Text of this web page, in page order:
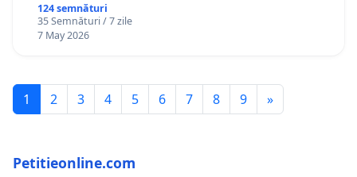
124 semnături
35 Semnături / 7 zile
7 May 2026
1 2 3 4 5 6 7 8 9 »
Petitieonline.com